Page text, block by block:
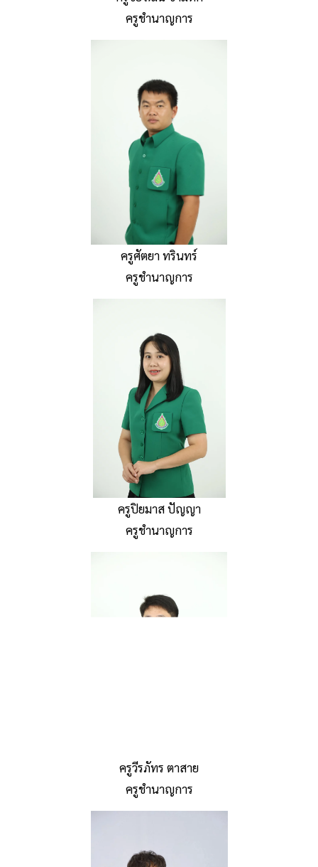
ครูชำนาญการ
ครูศัตยา ทรินทร์
ครูชำนาญการ
ครูปิยมาส ปัญญา
ครูชำนาญการ
ครูวีรภัทร ตาสาย
ครูชำนาญการ